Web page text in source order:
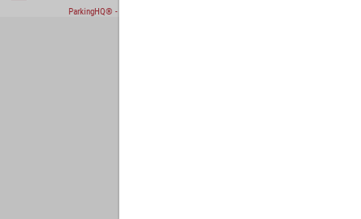
ParkingHQ® - eine Lösung von